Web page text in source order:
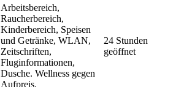
Arbeitsbereich,
Raucherbereich,
Kinderbereich, Speisen
und Getränke, WLAN,
Zeitschriften,
Fluginformationen,
Dusche. Wellness gegen
Aufpreis.
24 Stunden
geöffnet